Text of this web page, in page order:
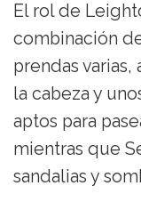
El rol de
combinación
prendas
la cabeza y
aptos para
mientras que
sandalias y